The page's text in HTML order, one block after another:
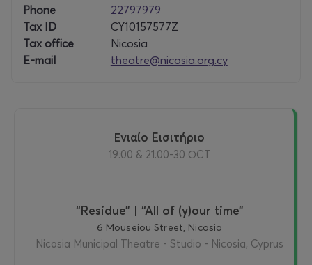
ΣΥΝΕΡΓΑΤΗΣ: Γραφείο Τύπου και Πληροφοριών
ΧΟΡΗΓΟΙ ΦΙΛΟΞΕΝΙΑΣ: Centrum
Hotel Altius Boutique Hotel
Phone
22797979
Tax ID
CY10157577Z
Tax office
Nicosia
E-mail
theatre@nicosia.org.cy
Ενιαίο Eισιτήριο
19:00 & 21:00-30 ΟCT
“Residue” | “All of (y)our time”
6 Mouseiou Street, Nicosia
Nicosia Municipal Theatre - Studio - Nicosia, Cyprus